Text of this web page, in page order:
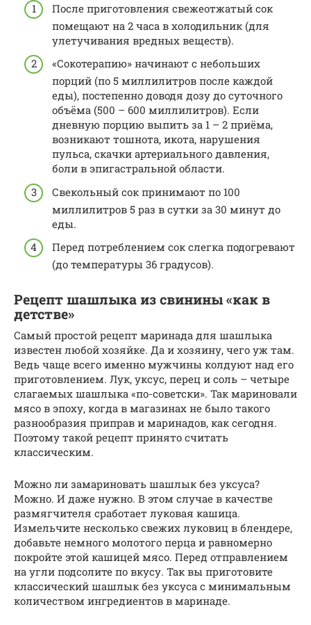
После приготовления свежеотжатый сок
помещают на 2 часа в холодильник (для
улетучивания вредных веществ).
«Сокотерапию» начинают с небольших
порций (по 5 миллилитров после каждой
еды), постепенно доводя дозу до суточного
объёма (500 – 600 миллилитров). Если
дневную порцию выпить за 1 – 2 приёма,
возникают тошнота, икота, нарушения
пульса, скачки артериального давления,
боли в эпигастральной области.
Свекольный сок принимают по 100
миллилитров 5 раз в сутки за 30 минут до
еды.
Перед потреблением сок слегка подогревают
(до температуры 36 градусов).
Рецепт шашлыка из свинины «как в
детстве»
Самый простой рецепт маринада для шашлыка
известен любой хозяйке. Да и хозяину, чего уж там.
Ведь чаще всего именно мужчины колдуют над его
приготовлением. Лук, уксус, перец и соль – четыре
слагаемых шашлыка «по-советски». Так мариновали
мясо в эпоху, когда в магазинах не было такого
разнообразия приправ и маринадов, как сегодня.
Поэтому такой рецепт принято считать
классическим.
Можно ли замариновать шашлык без уксуса?
Можно. И даже нужно. В этом случае в качестве
размягчителя сработает луковая кашица.
Измельчите несколько свежих луковиц в блендере,
добавьте немного молотого перца и равномерно
покройте этой кашицей мясо. Перед отправлением
на угли подсолите по вкусу. Так вы приготовите
классический шашлык без уксуса с минимальным
количеством ингредиентов в маринаде.